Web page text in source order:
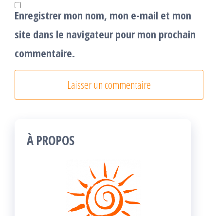
Enregistrer mon nom, mon e-mail et mon
site dans le navigateur pour mon prochain
commentaire.
À PROPOS